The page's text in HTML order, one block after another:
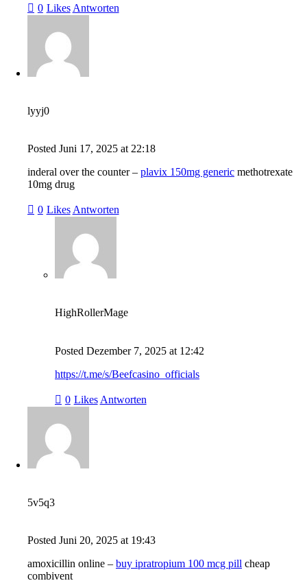
0 Likes Antworten
lyyj0
Posted Juni 17, 2025 at 22:18
inderal over the counter – plavix 150mg generic methotrexate
10mg drug
0 Likes Antworten
HighRollerMage
Posted Dezember 7, 2025 at 12:42
https://t.me/s/Beefcasino_officials
0 Likes Antworten
5v5q3
Posted Juni 20, 2025 at 19:43
amoxicillin online – buy ipratropium 100 mcg pill cheap
combivent